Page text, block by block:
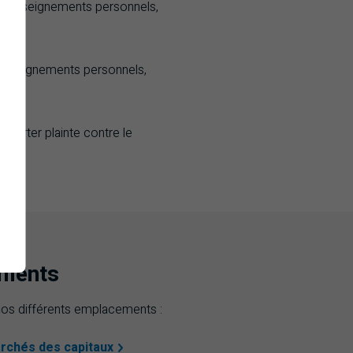
personnels,
personnels,
porter plainte contre le
différents emplacements :
des capitaux